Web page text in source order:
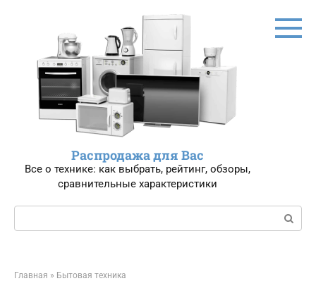
Распродажа для Вас
Все о технике: как выбрать, рейтинг, обзоры,
сравнительные характеристики
Поиск:
Главная » Бытовая техника